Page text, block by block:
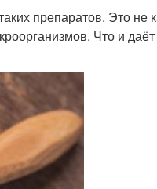
препаратов. Это не
Что и